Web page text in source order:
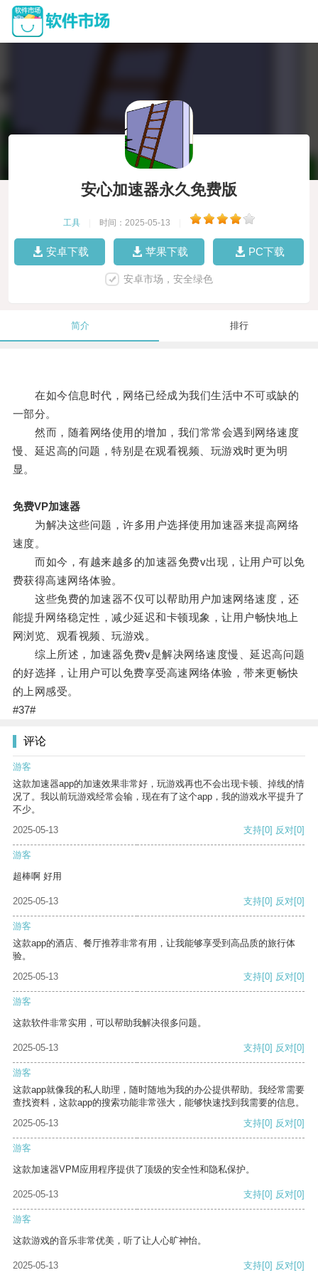
安心加速器永久免费版
工具 时间：2025-05-13
安卓下载 苹果下载 PC下载
安卓市场，安全绿色
简介 排行
在如今信息时代，网络已经成为我们生活中不可或缺的
一部分。
然而，随着网络使用的增加，我们常常会遇到网络速度
慢、延迟高的问题，特别是在观看视频、玩游戏时更为明
显。
免费VP加速器
为解决这些问题，许多用户选择使用加速器来提高网络
速度。
而如今，有越来越多的加速器免费v出现，让用户可以免
费获得高速网络体验。
这些免费的加速器不仅可以帮助用户加速网络速度，还
能提升网络稳定性，减少延迟和卡顿现象，让用户畅快地上
网浏览、观看视频、玩游戏。
综上所述，加速器免费v是解决网络速度慢、延迟高问题
的好选择，让用户可以免费享受高速网络体验，带来更畅快
的上网感受。
#37#
评论
游客
这款加速器app的加速效果非常好，玩游戏再也不会出现卡顿、掉线的情
况了。我以前玩游戏经常会输，现在有了这个app，我的游戏水平提升了
不少。
2025-05-13
支持[0] 反对[0]
游客
超棒啊 好用
2025-05-13 支持[0] 反对[0]
游客
这款app的酒店、餐厅推荐非常有用，让我能够享受到高品质的旅行体
验。
2025-05-13
支持[0] 反对[0]
游客
这款软件非常实用，可以帮助我解决很多问题。
2025-05-13 支持[0] 反对[0]
游客
这款app就像我的私人助理，随时随地为我的办公提供帮助。我经常需要
查找资料，这款app的搜索功能非常强大，能够快速找到我需要的信息。
2025-05-13
支持[0] 反对[0]
游客
这款加速器VPM应用程序提供了顶级的安全性和隐私保护。
2025-05-13 支持[0] 反对[0]
游客
这款游戏的音乐非常优美，听了让人心旷神怡。
2025-05-13 支持[0] 反对[0]